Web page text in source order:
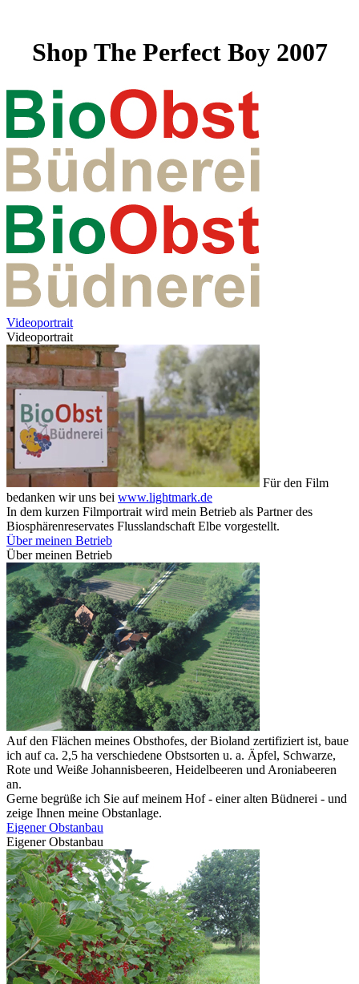
Shop The Perfect Boy 2007
Videoportrait
Videoportrait
Für den Film
bedanken wir uns bei www.lightmark.de
In dem kurzen Filmportrait wird mein Betrieb als Partner des
Biosphärenreservates Flusslandschaft Elbe vorgestellt.
Über meinen Betrieb
Über meinen Betrieb
Auf den Flächen meines Obsthofes, der Bioland zertifiziert ist, baue
ich auf ca. 2,5 ha verschiedene Obstsorten u. a. Äpfel, Schwarze,
Rote und Weiße Johannisbeeren, Heidelbeeren und Aroniabeeren
an.
Gerne begrüße ich Sie auf meinem Hof - einer alten Büdnerei - und
zeige Ihnen meine Obstanlage.
Eigener Obstanbau
Eigener Obstanbau